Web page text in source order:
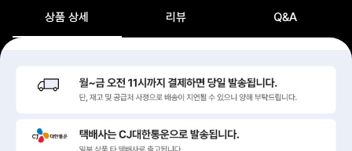
상품 상세 리뷰 Q&A